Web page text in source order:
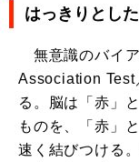
はっきりとし
無意識のバイ
Association Test
る。脳は「赤」
ものを、「赤」
速く結びつける